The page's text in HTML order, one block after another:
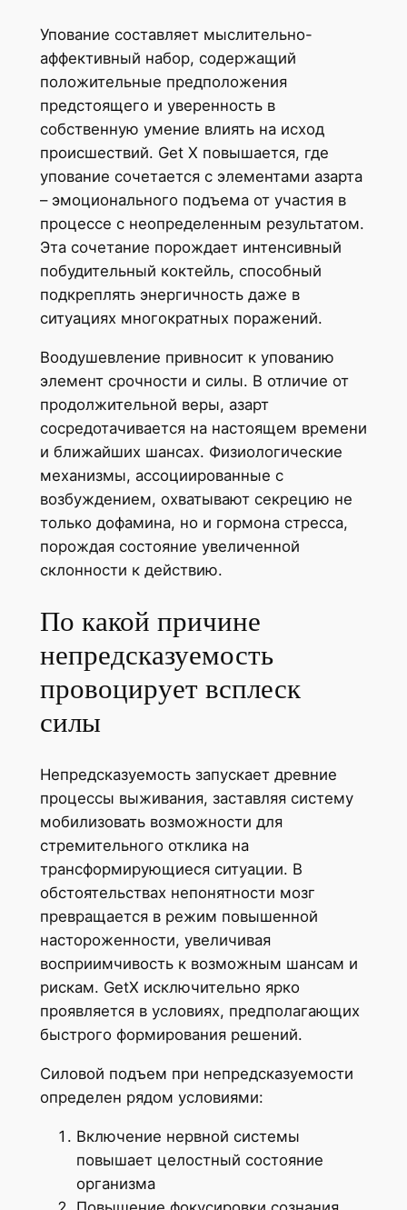
Упование составляет мыслительно-
аффективный набор, содержащий
положительные предположения
предстоящего и уверенность в
собственную умение влиять на исход
происшествий. Get X повышается, где
упование сочетается с элементами азарта
– эмоционального подъема от участия в
процессе с неопределенным результатом.
Эта сочетание порождает интенсивный
побудительный коктейль, способный
подкреплять энергичность даже в
ситуациях многократных поражений.
Воодушевление привносит к упованию
элемент срочности и силы. В отличие от
продолжительной веры, азарт
сосредотачивается на настоящем времени
и ближайших шансах. Физиологические
механизмы, ассоциированные с
возбуждением, охватывают секрецию не
только дофамина, но и гормона стресса,
порождая состояние увеличенной
склонности к действию.
По какой причине
непредсказуемость
провоцирует всплеск
силы
Непредсказуемость запускает древние
процессы выживания, заставляя систему
мобилизовать возможности для
стремительного отклика на
трансформирующиеся ситуации. В
обстоятельствах непонятности мозг
превращается в режим повышенной
настороженности, увеличивая
восприимчивость к возможным шансам и
рискам. GetX исключительно ярко
проявляется в условиях, предполагающих
быстрого формирования решений.
Силовой подъем при непредсказуемости
определен рядом условиями:
Включение нервной системы
повышает целостный состояние
организма